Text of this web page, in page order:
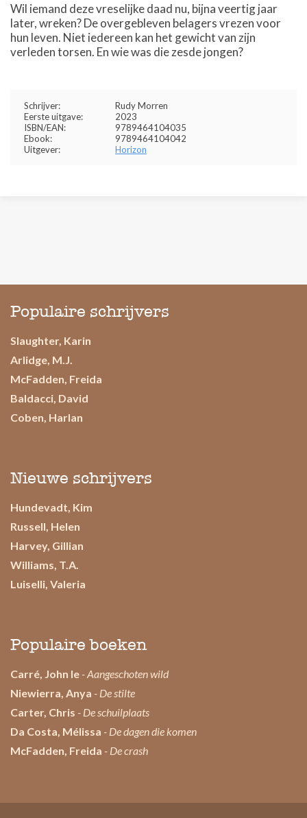
Wil iemand deze vreselijke daad nu, bijna veertig jaar
later, wreken? De overgebleven belagers vrezen voor
hun leven. Niet iedereen kan het gewicht van zijn
verleden torsen. En wie was die zesde jongen?
Schrijver:
Rudy Morren
Eerste uitgave:
2023
ISBN/EAN:
9789464104035
Ebook:
9789464104042
Uitgever:
Horizon
Populaire schrijvers
Slaughter, Karin
Arlidge, M.J.
McFadden, Freida
Baldacci, David
Coben, Harlan
Nieuwe schrijvers
Hundevadt, Kim
Russell, Helen
Harvey, Gillian
Williams, T.A.
Luiselli, Valeria
Populaire boeken
Carré, John le - Aangeschoten wild
Niewierra, Anya - De stilte
Carter, Chris - De schuilplaats
Da Costa, Mélissa - De dagen die komen
McFadden, Freida - De crash